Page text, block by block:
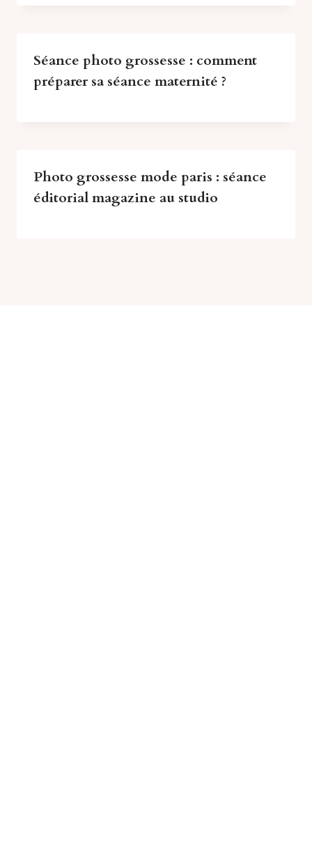
Séance photo grossesse : comment
préparer sa séance maternité ?
Photo grossesse mode paris : séance
éditorial magazine au studio